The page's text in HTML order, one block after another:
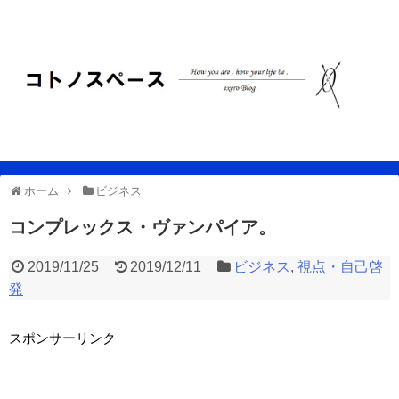
ホーム ビジネス
コンプレックス・ヴァンパイア。
2019/11/25 2019/12/11 ビジネス,視点・自己啓
発
スポンサーリンク